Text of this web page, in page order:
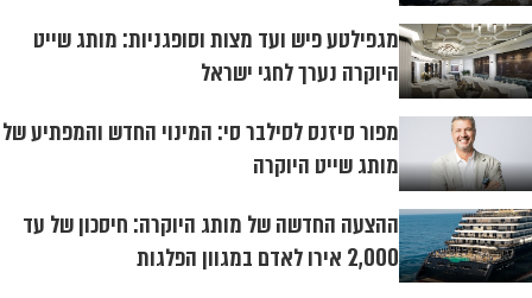
מגפילטע פיש ועד מצות וסופגניות: מותג שייט
היוקרה נערך לחגי ישראל
מפור סיזנס לסילבר סי: המינוי החדש והמפתיע של
מותג שייט היוקרה
ההצעה החדשה של מותג היוקרה: חיסכון של עד
2,000 אירו לאדם במגוון הפלגות